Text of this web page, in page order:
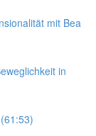
mit Bea
in